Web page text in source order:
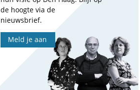
de hoogte via de
nieuwsbrief.
Meld je aan